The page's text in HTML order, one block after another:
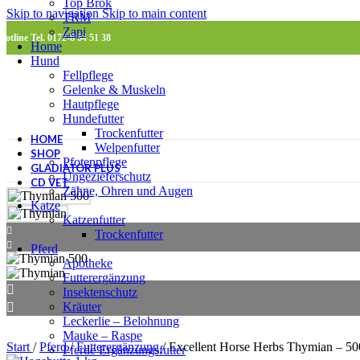
Skip to navigationSkip to main content
Tel. 0172-8 64 51 38
TRM
Zapi
Home
Hund
Fellpflege
Gelenke & Muskeln
Hautpflege
Hundefutter
Trockenfutter
Welpenfutter
Pfotenpflege
Ungezieferschutz
Zähne, Ohren und Augen
Katze
Katzenfutter
Trockenfutter
Pferd
Apotheke
Futterergänzung
Insektenschutz
Kräuter
Leckerlie – Belohnung
Mauke – Raspe
Pferde Ergänzungsfutter
HOME
SHOP
GLADIATOR PLUS
CD VET
Start / Pferd/ Futterergänzung/ Excellent Horse Herbs Thymian –